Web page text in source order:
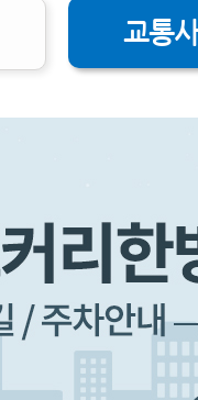
고르는 5가
, 교통사고후
법
기 전 꼭 알
치료의 장점
려주는 교통사
기
교통